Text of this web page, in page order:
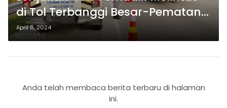
di Tol Terbanggi Besar-Pematang
Panggang-Kayu Agung;
Peningkatan Petugas HK
April 6, 2024
Anda telah membaca berita terbaru di halaman
ini.